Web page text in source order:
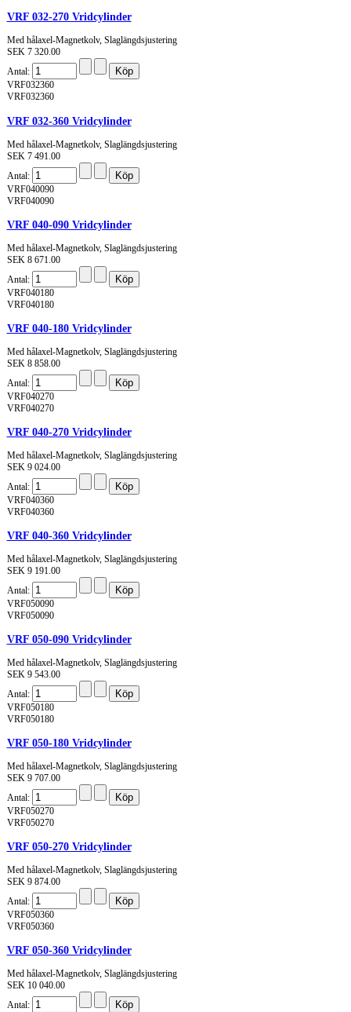
VRF 032-270 Vridcylinder
Med hålaxel-Magnetkolv, Slaglängdsjustering
SEK 7 320.00
Antal:
VRF032360
VRF032360
VRF 032-360 Vridcylinder
Med hålaxel-Magnetkolv, Slaglängdsjustering
SEK 7 491.00
Antal:
VRF040090
VRF040090
VRF 040-090 Vridcylinder
Med hålaxel-Magnetkolv, Slaglängdsjustering
SEK 8 671.00
Antal:
VRF040180
VRF040180
VRF 040-180 Vridcylinder
Med hålaxel-Magnetkolv, Slaglängdsjustering
SEK 8 858.00
Antal:
VRF040270
VRF040270
VRF 040-270 Vridcylinder
Med hålaxel-Magnetkolv, Slaglängdsjustering
SEK 9 024.00
Antal:
VRF040360
VRF040360
VRF 040-360 Vridcylinder
Med hålaxel-Magnetkolv, Slaglängdsjustering
SEK 9 191.00
Antal:
VRF050090
VRF050090
VRF 050-090 Vridcylinder
Med hålaxel-Magnetkolv, Slaglängdsjustering
SEK 9 543.00
Antal:
VRF050180
VRF050180
VRF 050-180 Vridcylinder
Med hålaxel-Magnetkolv, Slaglängdsjustering
SEK 9 707.00
Antal:
VRF050270
VRF050270
VRF 050-270 Vridcylinder
Med hålaxel-Magnetkolv, Slaglängdsjustering
SEK 9 874.00
Antal:
VRF050360
VRF050360
VRF 050-360 Vridcylinder
Med hålaxel-Magnetkolv, Slaglängdsjustering
SEK 10 040.00
Antal: